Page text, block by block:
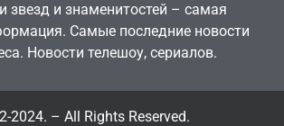
звезд и знаменитостей – самая
Самые последние новости
Новости телешоу, сериалов.
2024. – All Rights Reserved.